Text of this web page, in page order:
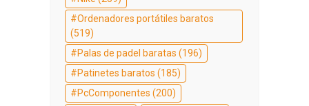
Ordenadores portátiles baratos
(519)
Palas de padel baratas (196)
Patinetes baratos (185)
PcComponentes (200)